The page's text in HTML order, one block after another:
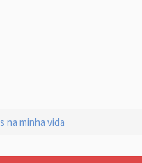
na minha vida